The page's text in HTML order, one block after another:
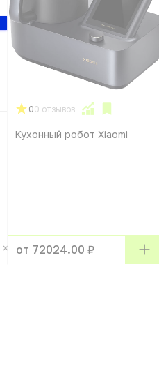
00 отзывов
Кухонный робот Xiaomi
от 72024.00 ₽